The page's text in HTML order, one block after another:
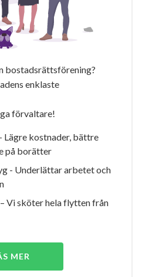
bostadsrättsförening?
enklaste
förvaltare!
Lägre kostnader, bättre
på borätter
- Underlättar arbetet och
Vi sköter hela flytten från
MER